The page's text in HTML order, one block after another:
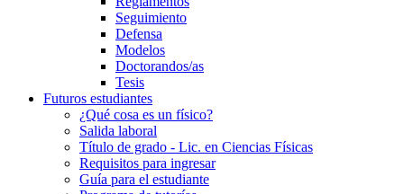
Seguimiento
Defensa
Modelos
Doctorandos/as
Tesis
Futuros estudiantes
¿Qué cosa es un físico?
Salida laboral
Título de grado - Lic. en Ciencias Físicas
Requisitos para ingresar
Guía para el estudiante